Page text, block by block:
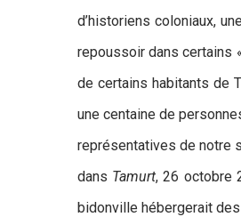
d’historiens coloniaux,
repoussoir dans certains
de certains habitants de
une centaine de
représentatives de notre
dans Tamurt, 26 octobre
bidonville hébergerait